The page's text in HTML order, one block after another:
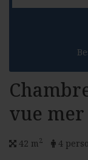
vue mer
42 m 2 4